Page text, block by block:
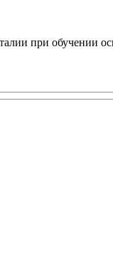
при обучении